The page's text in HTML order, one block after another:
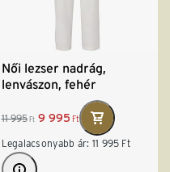
Női lezser nadrág,
lenvászon, fehér
11 995 Ft 9 995 Ft
Legalacsonyabb ár: 11 995 Ft